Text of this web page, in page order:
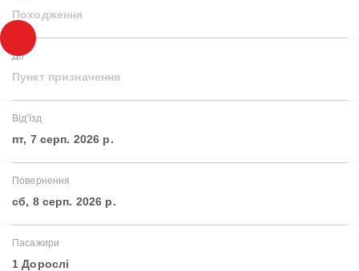
Походження
До
Пункт призначення
Від'їзд
пт, 7 серп. 2026 р.
Повернення
сб, 8 серп. 2026 р.
Пасажири
1 Дорослі